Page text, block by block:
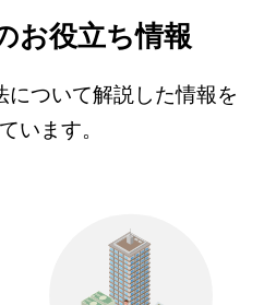
お役立ち情報
について解説した情報を
います。